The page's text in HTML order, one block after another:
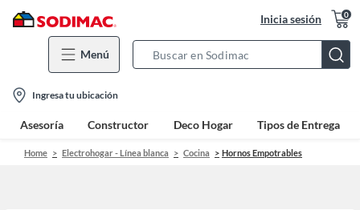
Inicia sesión 0
Menú
Bar
location-
icon
Ingresa tu ubicación
Asesoría Constructor Deco Hogar Tipos de Entrega
Home Electrohogar - Línea blanca Cocina Hornos Empotrables